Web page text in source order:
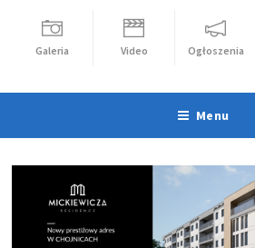
Galeria Video Ogłoszenia
Menu